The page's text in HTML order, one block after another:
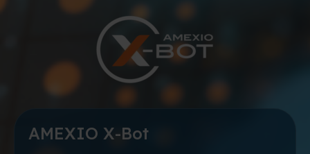
AMEXIO X-Bot